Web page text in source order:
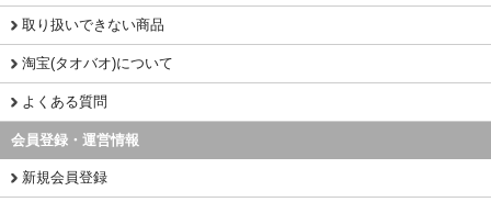
取り扱いできない商品
淘宝(タオバオ)について
よくある質問
会員登録・運営情報
新規会員登録